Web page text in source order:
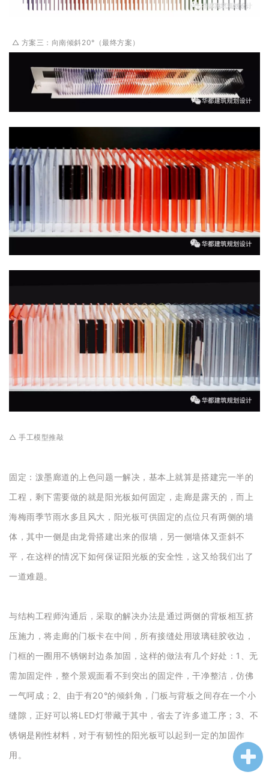
△ 方案三：向南倾斜20°（最终方案）
△ 手工模型推敲
固定：泼墨廊道的上色问题一解决，基本上就算是搭建完一半的
工程，剩下需要做的就是阳光板如何固定，走廊是露天的，而上
海梅雨季节雨水多且风大，阳光板可供固定的点位只有两侧的墙
体，其中一侧是由龙骨搭建出来的假墙，另一侧墙体又歪斜不
平，在这样的情况下如何保证阳光板的安全性，这又给我们出了
一道难题。
与结构工程师沟通后，采取的解决办法是通过两侧的背板相互挤
压施力，将走廊的门板卡在中间，所有接缝处用玻璃硅胶收边，
门框的一圈用不锈钢封边条加固，这样的做法有几个好处：1、无
需加固定件，整个景观面看不到突出的固定件，干净整洁，仿佛
一气呵成；2、由于有20°的倾斜角，门板与背板之间存在一个小
缝隙，正好可以将LED灯带藏于其中，省去了许多道工序；3、不
锈钢是刚性材料，对于有韧性的阳光板可以起到一定的加固作
用。